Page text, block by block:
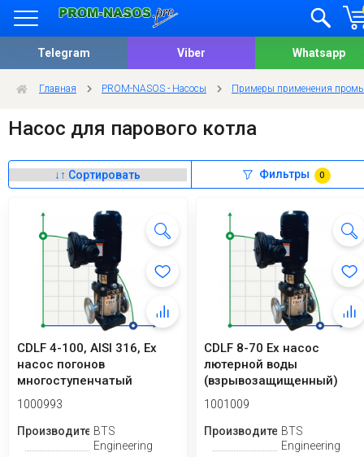
Telegram Viber Whatsapp
Главная PROM-NASOS - Насосы Примеры применения
Насос для парового котла
Фильтры 0
CDLF 4-100, AISI 316, Ex
насос погонов
многоступенчатый
(взрывозащищенный)
1000993
ПроизводительBTS
Engineering
CDLF 8-70 Ex насос
лютерной воды
(взрывозащищенный)
1001009
ПроизводительBTS
Engineering